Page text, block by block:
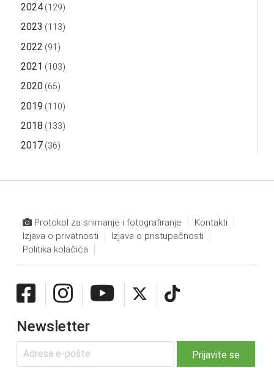
2024(129)
2023 (113)
2022 (91)
2021 (103)
2020(65)
2019 (110)
2018 (133)
2017(36)
Protokol za snimanje i fotografiranje
Kontakti
Izjava o privatnosti
Izjava o pristupačnosti
Politika kolačića
Newsletter